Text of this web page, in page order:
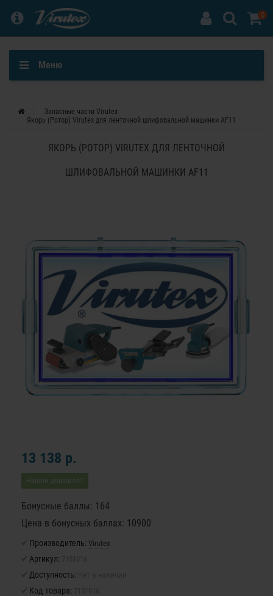
0
Меню
Запасные части Virutex
Якорь (Ротор) Virutex для ленточной шлифовальной машинки AF11
ЯКОРЬ (РОТОР) VIRUTEX ДЛЯ ЛЕНТОЧНОЙ
ШЛИФОВАЛЬНОЙ МАШИНКИ AF11
13 138 р.
Нашли дешевле?
Бонусные баллы: 164
Цена в бонусных баллах: 10900
Производитель: Virutex
Артикул:
Доступность:
Код товара: